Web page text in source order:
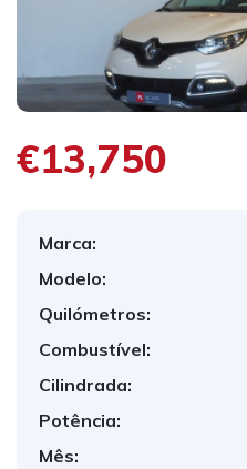
€13,750
Marca:
Modelo:
Quilómetros:
Combustível:
Cilindrada:
Potência:
Mês: